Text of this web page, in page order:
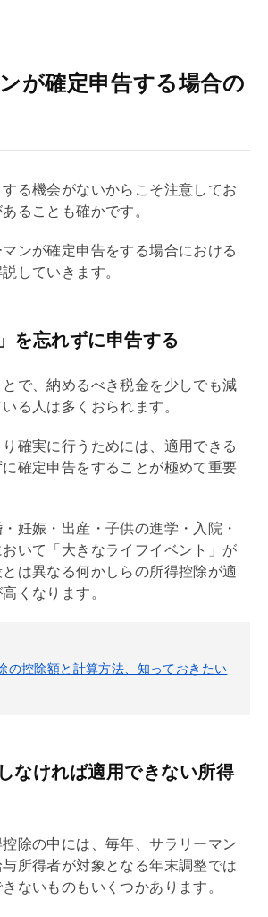
が確定申告する場合の
る機会がないからこそ注意してお
ることも確かです。
ンが確定申告をする場合における
していきます。
を忘れずに申告する
で、納めるべき税金を少しでも減
る人は多くおられます。
確実に行うためには、適用できる
確定申告をすることが極めて重要
妊娠・出産・子供の進学・入院・
いて「大きなライフイベント」が
は異なる何かしらの所得控除が適
くなります。
の控除額と計算方法、知っておきたい
なければ適用できない所得
除の中には、毎年、サラリーマン
所得者が対象となる年末調整では
ないものもいくつかあります。